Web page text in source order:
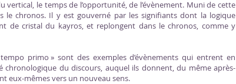
le temps de l’opportunité, de l’évènement. Muni de cette
chronos. Il y est gouverné par les signifiants dont la logique
de cristal du kayros, et replongent dans le chronos, comme y
primo » sont des exemples d’évènements qui entrent en
du discours, auquel ils donnent, du même après-
eux-mêmes vers un nouveau sens.